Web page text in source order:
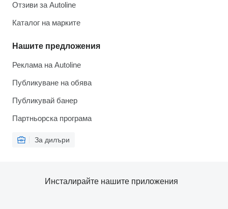
Отзиви за Autoline
Каталог на марките
Нашите предложения
Реклама на Autoline
Публикуване на обява
Публикувай банер
Партньорска програма
За дилъри
Инсталирайте нашите приложения